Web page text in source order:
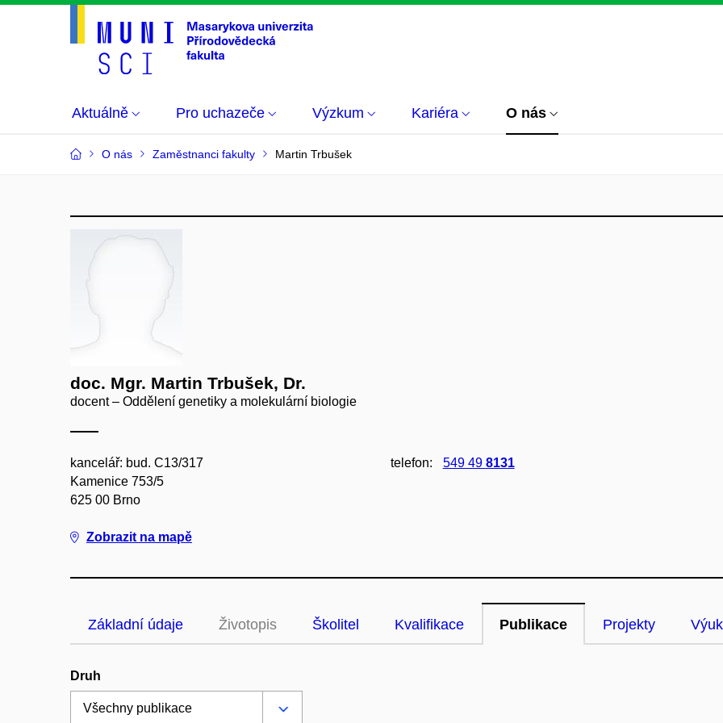
Aktuálně Pro uchazeče Výzkum Kariéra O nás
O nás Zaměstnanci fakulty Martin Trbušek
doc. Mgr. Martin Trbušek, Dr.
docent – Oddělení genetiky a molekulární biologie
kancelář: bud. C13/317
Kamenice 753/5
625 00 Brno
Zobrazit na mapě
telefon: 549 49 8131
Základní údaje Životopis Školitel Kvalifikace Publikace Projekty
Druh